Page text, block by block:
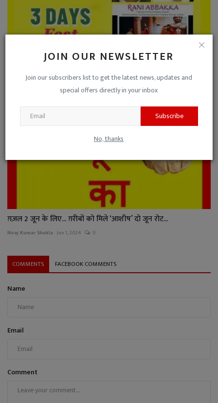
JOIN OUR NEWSLETTER
Join our subscribers list to get the latest news, updates and
special offers directly in your inbox
Subscribe
No, thanks
मालवा मीडिया फेस्ट - 3 : कैबिनेट मंत्री चेतन्य काश्यप आ...
ग़ज़ल 2 जून के लिए... ग़रीबों को मिले ‘आशीष’ दो जून रोट...
Niraj Kumar Shukla Jun 1, 2024 0
COMMENTS FACEBOOK COMMENTS
Name
Email
Comment